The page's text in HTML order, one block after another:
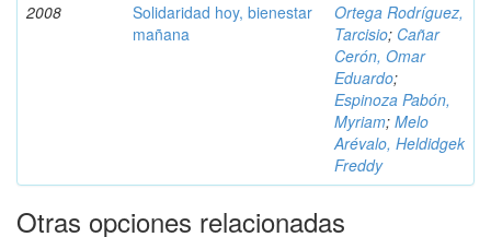
2008
Solidaridad hoy, bienestar
mañana
Ortega Rodríguez,
Tarcisio; Cañar
Cerón, Omar
Eduardo;
Espinoza Pabón,
Myriam; Melo
Arévalo, Heldidgek
Freddy
Otras opciones relacionadas